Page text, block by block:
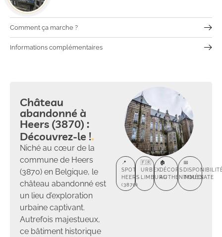
Comment ça marche ?
Informations complémentaires
Château
abandonné à
Heers (3870) :
Découvrez-le !
Niché au cœur de la
commune de Heers
(3870) en Belgique, le
château abandonné est
un lieu d’exploration
urbaine captivant.
Autrefois majestueux,
ce bâtiment historique
📍
SPOT
HEERS
(3870)
🇫🇷
URBEX
LIMBURG
🏚️
DÉCORS
AUTHENTIQUES
📅
IMMÉDIATE